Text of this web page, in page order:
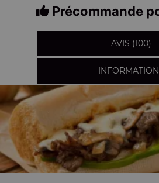
Précommande
AVIS (100)